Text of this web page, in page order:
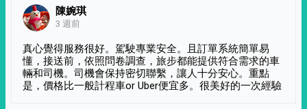
陳婉琪
3 週前
真心覺得服務很好。駕駛專業安全。且訂單系統簡單易
懂，接送前，依照問卷調查，旅步都能提供符合需求的車
輛和司機。司機會保持密切聯繫，讓人十分安心。重點
是，價格比一般計程車or Uber便宜多。很美好的一次經驗